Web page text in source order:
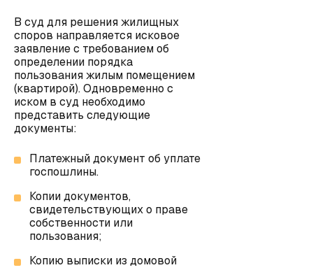
В суд для решения жилищных
споров направляется исковое
заявление с требованием об
определении порядка
пользования жилым помещением
(квартирой). Одновременно с
иском в суд необходимо
представить следующие
документы:
Платежный документ об уплате
госпошлины.
Копии документов,
свидетельствующих о праве
собственности или
пользования;
Копию выписки из домовой